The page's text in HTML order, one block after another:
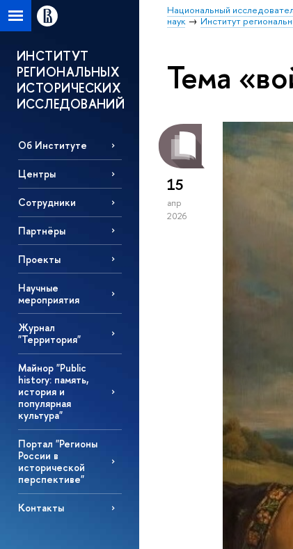
Национальный
наук
Институт
ИНСТИТУТ
РЕГИОНАЛЬНЫХ
ИСТОРИЧЕСКИХ
ИССЛЕДОВАНИЙ
Об Институте
Центры
Сотрудники
Партнёры
Проекты
Научные
мероприятия
Журнал
"Территория"
Майнор "Public
history: память,
история и
популярная
культура"
Портал "Регионы
России в
исторической
перспективе"
Контакты
Тема
15
апр
2026